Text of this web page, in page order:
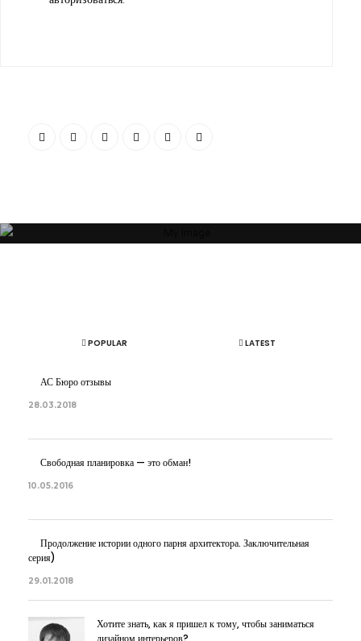
состояние зависят от пространства, которое Вас окружает. Своей
POPULAR LATEST
АС Бюро отзывы
28.03.2018
Свободная планировка — это обман!
10.05.2016
Продолжение истории одного парня архитектора. Заключительная
серия)
29.01.2018
Хотите знать, как я пришел к тому, чтобы заниматься
дизайном интерьеров?